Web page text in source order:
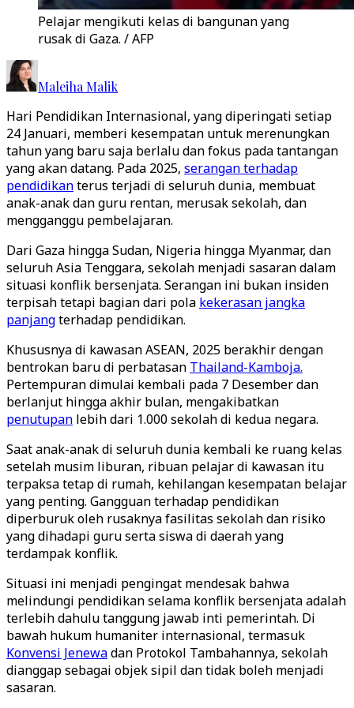
Pelajar mengikuti kelas di bangunan yang
rusak di Gaza. / AFP
Maleiha Malik
Hari Pendidikan Internasional, yang diperingati setiap
24 Januari, memberi kesempatan untuk merenungkan
tahun yang baru saja berlalu dan fokus pada tantangan
yang akan datang. Pada 2025, serangan terhadap
pendidikanterus terjadi di seluruh dunia, membuat
anak-anak dan guru rentan, merusak sekolah, dan
mengganggu pembelajaran.
Dari Gaza hingga Sudan, Nigeria hingga Myanmar, dan
seluruh Asia Tenggara, sekolah menjadi sasaran dalam
situasi konflik bersenjata. Serangan ini bukan insiden
terpisah tetapi bagian dari pola kekerasan jangka
panjangterhadap pendidikan.
Khususnya di kawasan ASEAN, 2025 berakhir dengan
bentrokan baru di perbatasan Thailand-Kamboja.
Pertempuran dimulai kembali pada 7 Desember dan
berlanjut hingga akhir bulan, mengakibatkan
penutupan lebih dari 1.000 sekolah di kedua negara.
Saat anak-anak di seluruh dunia kembali ke ruang kelas
setelah musim liburan, ribuan pelajar di kawasan itu
terpaksa tetap di rumah, kehilangan kesempatan belajar
yang penting. Gangguan terhadap pendidikan
diperburuk oleh rusaknya fasilitas sekolah dan risiko
yang dihadapi guru serta siswa di daerah yang
terdampak konflik.
Situasi ini menjadi pengingat mendesak bahwa
melindungi pendidikan selama konflik bersenjata adalah
terlebih dahulu tanggung jawab inti pemerintah. Di
bawah hukum humaniter internasional, termasuk
Konvensi Jenewadan Protokol Tambahannya, sekolah
dianggap sebagai objek sipil dan tidak boleh menjadi
sasaran.